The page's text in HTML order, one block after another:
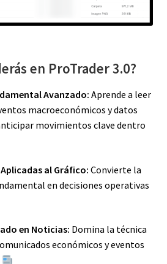
en ProTrader 3.0?
Avanzado: Aprende a leer
macroeconómicos y datos
movimientos clave dentro
al Gráfico: Convierte la
en decisiones operativas
en Noticias: Domina la técnica
económicos y eventos